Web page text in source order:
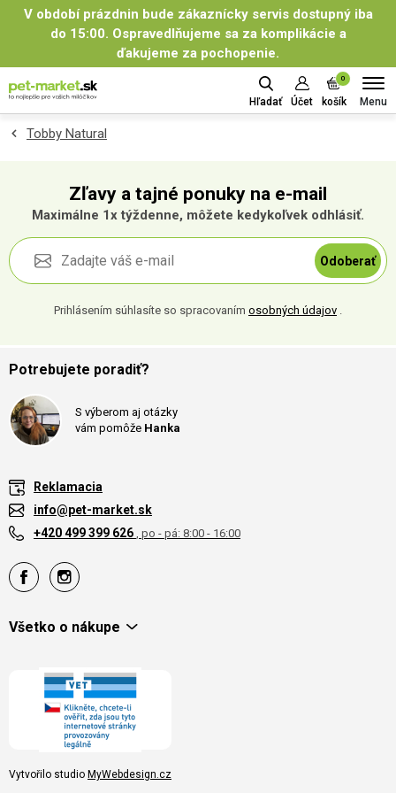
V období prázdnin bude zákaznícky servis dostupný iba
do 15:00. Ospravedlňujeme sa za komplikácie a
ďakujeme za pochopenie.
Hľadať Účet
0
košík Menu
Tobby Natural
Zľavy a tajné ponuky na e-mail
Maximálne 1x týždenne, môžete kedykoľvek odhlásiť.
Odoberať
Prihlásením súhlasíte so spracovaním osobných údajov .
Potrebujete poradiť?
S výberom aj otázky
vám pomôže Hanka
Reklamacia
info@pet-market.sk
+420 499 399 626 , po - pá: 8:00 - 16:00
Všetko o nákupe
Vytvořilo studio MyWebdesign.cz